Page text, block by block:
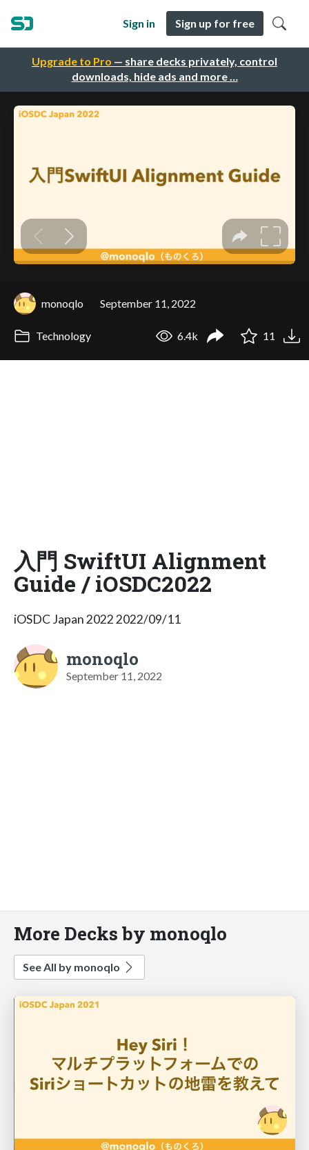
Upgrade to Pro — share decks privately, control
downloads, hide ads and more …
Sign in Sign up for free
monoqlo September 11, 2022
Technology 6.4k 11
入門 SwiftUI Alignment
Guide / iOSDC2022
iOSDC Japan 2022 2022/09/11
monoqlo
September 11, 2022
More Decks by monoqlo
See All by monoqlo